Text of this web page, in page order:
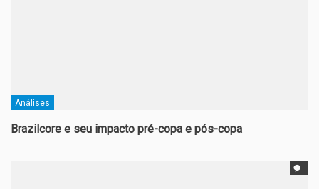
Análises
Brazilcore e seu impacto pré-copa e pós-copa